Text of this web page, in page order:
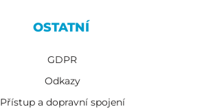
OSTATNÍ
GDPR
Odkazy
Přístup a dopravní spojení